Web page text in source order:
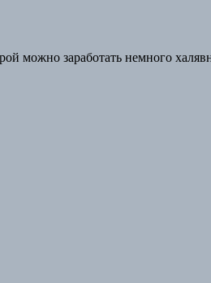
можно заработать немного